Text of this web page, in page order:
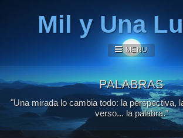
Mil y Una
MENU
PALABRAS
"Una mirada lo cambia todo: la perspectiva,
verso... la palabra."